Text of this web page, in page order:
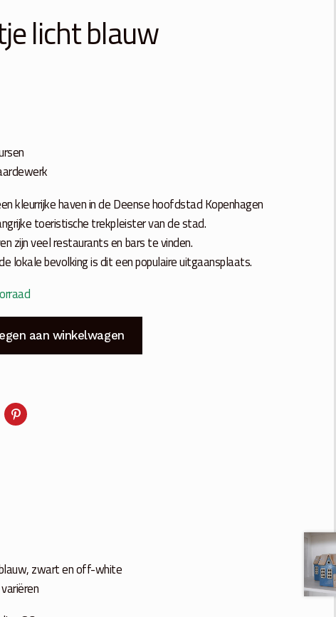
licht blauw
kleurrijke haven in de Deense hoofdstad Kopenhagen
toeristische trekpleister van de stad.
zijn veel restaurants en bars te vinden.
lokale bevolking is dit een populaire uitgaansplaats.
aan winkelwagen
zwart en off-white